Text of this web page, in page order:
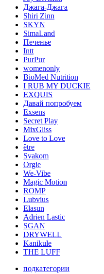
Джага-Джага
Shiri Zinn
SKYN
SimaLand
Печенье
Intt
PurPur
womenonly
BioMed Nutrition
I RUB MY DUCKIE
EXQUIS
Давай попробуем
Exsens
Secret Play
MixGliss
Love to Love
être
Svakom
Orgie
We-Vibe
Magic Motion
ROMP
Lubvius
Elasun
Adrien Lastic
SGAN
DRYWELL
Kanikule
THE LUFF
подкатегории